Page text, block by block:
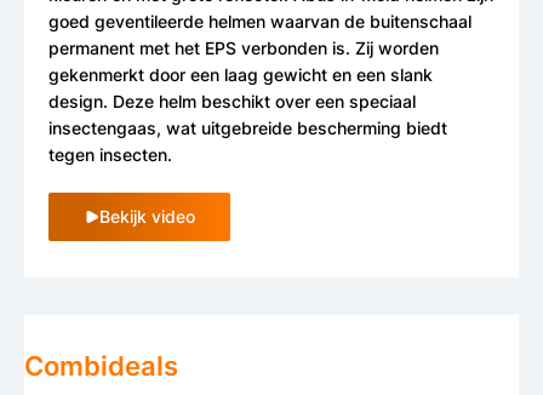
Combideals
goed geventileerde helmen waarvan de buitenschaal
permanent met het EPS verbonden is. Zij worden
gekenmerkt door een laag gewicht en een slank
design. Deze helm beschikt over een speciaal
insectengaas, wat uitgebreide bescherming biedt
tegen insecten.
Bekijk video